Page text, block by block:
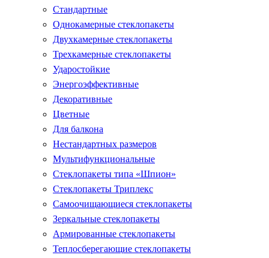
Стандартные
Однокамерные стеклопакеты
Двухкамерные стеклопакеты
Трехкамерные стеклопакеты
Ударостойкие
Энергоэффективные
Декоративные
Цветные
Для балкона
Нестандартных размеров
Мультифункциональные
Стеклопакеты типа «Шпион»
Стеклопакеты Триплекс
Самоочищающиеся стеклопакеты
Зеркальные стеклопакеты
Армированные стеклопакеты
Теплосберегающие стеклопакеты